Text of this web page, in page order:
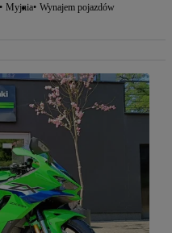
Myjnia Wynajem pojazdów